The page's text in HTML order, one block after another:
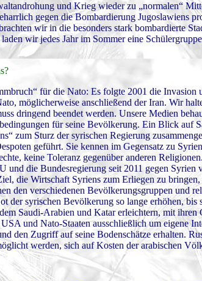
und Krieg wieder zu „normalen“
gegen die Bombardierung Jugoslawiens
wir in die besonders stark bombardierte
wir jedes Jahr im Sommer eine
für die Nato: Es folgte 2001 die Invasion
möglicherweise anschließend der Iran. Wir
dringend beendet werden. Unsere Medien
für seine Bevölkerung. Ein Blick auf
zum Sturz der syrischen Regierung
geführt. Sie kennen im Gegensatz zu
keine Toleranz gegenüber anderen
die Bundesregierung seit 2011 gegen Syrien
die Wirtschaft Syriens zum Erliegen zu
den verschiedenen Bevölkerungsgruppen und
der syrischen Bevölkerung so lange erhöhen, bis
Saudi-Arabien und Katar erleichtern, mit
und Nato-Staaten ausschließlich um eigene
den Zugriff auf seine Bodenschätze erhalten.
werden, sich auf Kosten der arabischen